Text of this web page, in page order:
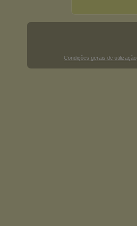
Condições gerais de utilização